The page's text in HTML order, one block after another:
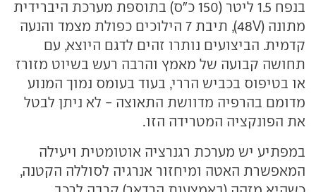
בנפח 1.5 ליטר (150 כ"ס) בתוספת מערכת היברידית
מתונה (48V), תיבת 7 הילוכים כפולת מצמד והנעה
קדמית. הביצועים נותרו זהים לדגם היוצא, עם
תחושה קבועה של מאמץ והרבה רעש בשיוט מזורז
או בטיפוס בכביש הררי, בעוד בעומס נמוך המנוע
מדומם בהרפיה מדוושת התאוצה - לא ניתן לבטל
את הפונקציה המטרידה הזו.
במפתיע יש מערכת רגנרציה אוטומטית ויעילה
המאפשרת האטה ומיחזור אנרגיה לסוללה הקטנה,